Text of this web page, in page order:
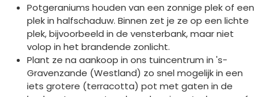
Potgeraniums houden van een zonnige plek of een
plek in halfschaduw. Binnen zet je ze op een lichte
plek, bijvoorbeeld in de vensterbank, maar niet
volop in het brandende zonlicht.
Plant ze na aankoop in ons tuincentrum in 's-
Gravenzande (Westland) zo snel mogelijk in een
iets grotere (terracotta) pot met gaten in de